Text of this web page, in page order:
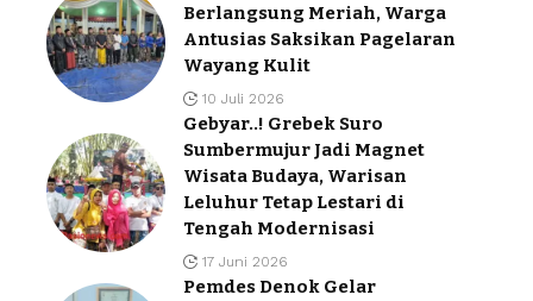
Berlangsung Meriah, Warga
Antusias Saksikan Pagelaran
Wayang Kulit
10 Juli 2026
Gebyar..! Grebek Suro
Sumbermujur Jadi Magnet
Wisata Budaya, Warisan
Leluhur Tetap Lestari di
Tengah Modernisasi
17 Juni 2026
Pemdes Denok Gelar